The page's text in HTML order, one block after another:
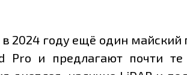
2024 году ещё один
и предлагают почти